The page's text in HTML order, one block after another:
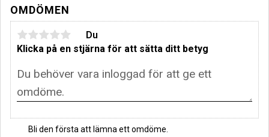
OMDÖMEN
Du
Klicka på en stjärna för att sätta ditt betyg
Bli den första att lämna ett omdöme.